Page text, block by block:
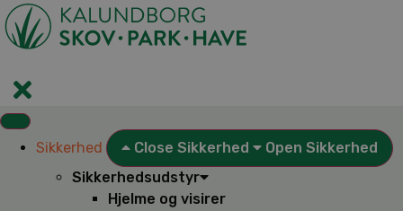
Videre
til
indhold
Sikkerhed Close Sikkerhed
Open Sikkerhed
Sikkerhedsudstyr
Hjelme og visirer